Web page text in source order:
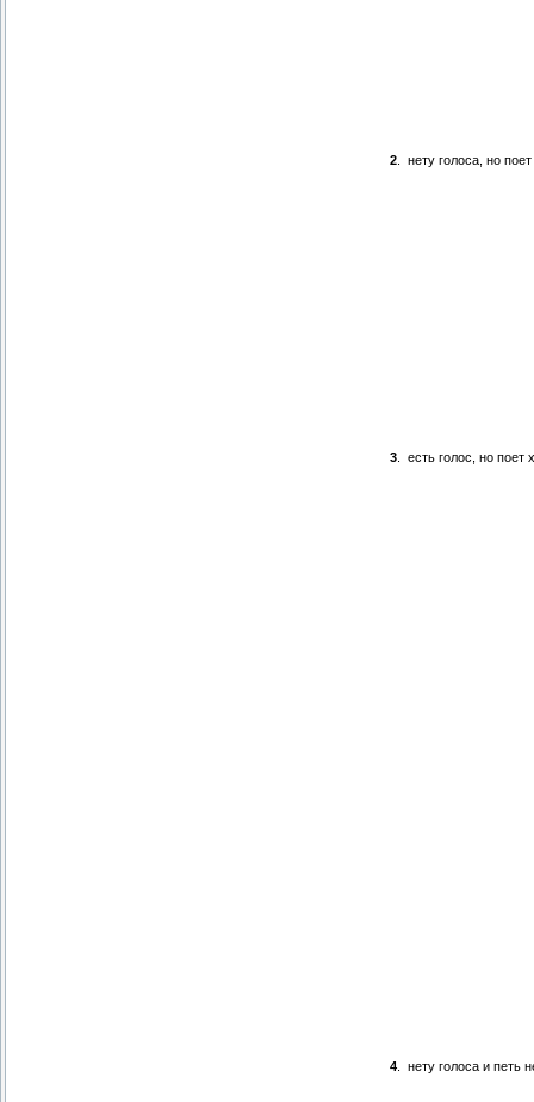
2 нету голоса, но
3 есть голос, но поет
4 нету голоса и петь